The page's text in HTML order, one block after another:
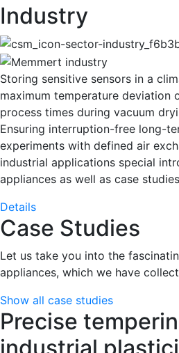
Industry
Storing sensitive sensors in a
maximum temperature deviation
process times during vacuum
Ensuring interruption-free long-
experiments with defined air
industrial applications special
appliances as well as case
Details
Case Studies
Let us take you into the
appliances, which we have
Show all case studies
Precise